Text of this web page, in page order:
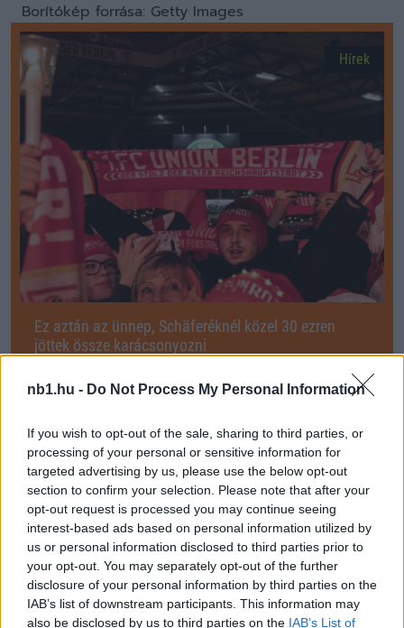
nb1.hu - Do Not Process My Personal Information
If you wish to opt-out of the sale, sharing to third parties, or
processing of your personal or sensitive information for
targeted advertising by us, please use the below opt-out
section to confirm your selection. Please note that after your
opt-out request is processed you may continue seeing
interest-based ads based on personal information utilized by
us or personal information disclosed to third parties prior to
your opt-out. You may separately opt-out of the further
disclosure of your personal information by third parties on the
IAB’s list of downstream participants. This information may
also be disclosed by us to third parties on the IAB’s List of
Borítókép forrása: Getty Images
Hírek
Ez aztán az ünnep, Schäferéknél közel 30 ezren
jöttek össze karácsonyozni
Stadion An der Förstereiban, hogy együtt ünnepeljék a karácsonyt.
2023.12.24 14:45
Megosztás: